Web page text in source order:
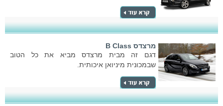
מרצדס B Class
דגם זה מבית מרצדס מביא את כל הטוב
שבמכונית מיניואן איכותית.